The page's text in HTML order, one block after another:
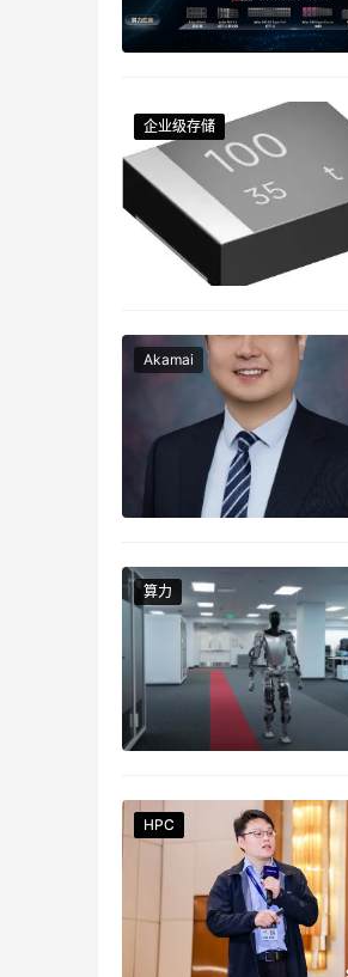
企业级存储
企业级存储
企业级存储
企业级存储
Akamai
算力
算力
HPC
HPC
HPC
HPC
HPC
HPC